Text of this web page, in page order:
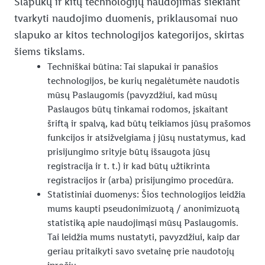
tvarkyti naudojimo duomenis, priklausomai nuo
slapuko ar kitos technologijos kategorijos, skirtas
šiems tikslams.
Techniškai būtina: Tai slapukai ir panašios
technologijos, be kurių negalėtumėte naudotis
mūsų Paslaugomis (pavyzdžiui, kad mūsų
Paslaugos būtų tinkamai rodomos, įskaitant
šriftą ir spalvą, kad būtų teikiamos jūsų prašomos
funkcijos ir atsižvelgiama į jūsų nustatymus, kad
prisijungimo srityje būtų išsaugota jūsų
registracija ir t. t.) ir kad būtų užtikrinta
registracijos ir (arba) prisijungimo procedūra.
Statistiniai duomenys: Šios technologijos leidžia
mums kaupti pseudonimizuotą / anonimizuotą
statistiką apie naudojimąsi mūsų Paslaugomis.
Tai leidžia mums nustatyti, pavyzdžiui, kaip dar
geriau pritaikyti savo svetainę prie naudotojų